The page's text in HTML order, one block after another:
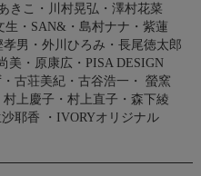
きこ ・ 川村晃弘 ・ 澤村花菜
生 ・ SAN& ・ 島村ナナ ・ 紫蓮
孝男 ・ 外川ひろみ ・ 長尾徳太郎
美 ・ 原康広 ・ PISA DESIGN
・ 古荘美紀 ・ 古谷浩一 ・
螢窯
村上慶子 ・ 村上直子 ・ 森下綾
耶香 ・ IVORYオリジナル